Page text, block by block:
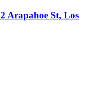
Arapahoe St, Los